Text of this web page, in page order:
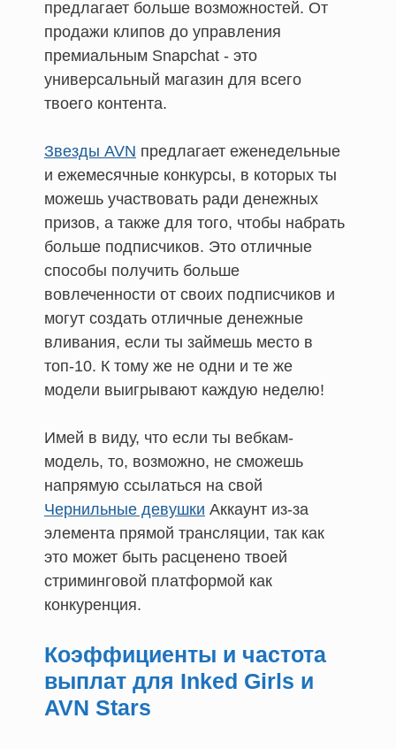
предлагает больше возможностей. От
продажи клипов до управления
премиальным Snapchat - это
универсальный магазин для всего
твоего контента.
Звезды AVN предлагает еженедельные
и ежемесячные конкурсы, в которых ты
можешь участвовать ради денежных
призов, а также для того, чтобы набрать
больше подписчиков. Это отличные
способы получить больше
вовлеченности от своих подписчиков и
могут создать отличные денежные
вливания, если ты займешь место в
топ-10. К тому же не одни и те же
модели выигрывают каждую неделю!
Имей в виду, что если ты вебкам-
модель, то, возможно, не сможешь
напрямую ссылаться на свой
Чернильные девушки Аккаунт из-за
элемента прямой трансляции, так как
это может быть расценено твоей
стриминговой платформой как
конкуренция.
Коэффициенты и частота
выплат для Inked Girls и
AVN Stars